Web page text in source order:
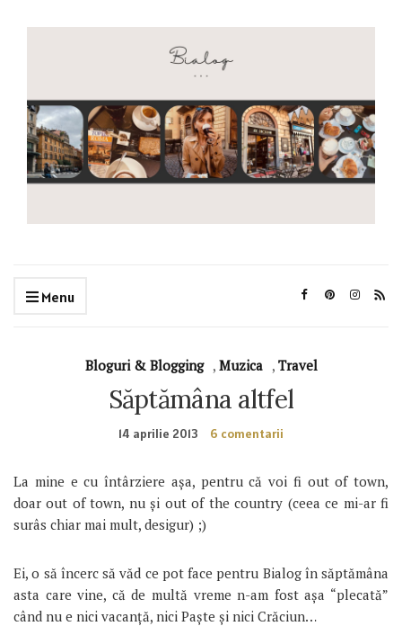
Menu
Bloguri & Blogging , Muzica , Travel
Săptămâna altfel
14 aprilie 2013 6 comentarii
La mine e cu întârziere așa, pentru că voi fi out of town,
doar out of town, nu și out of the country (ceea ce mi-ar fi
surâs chiar mai mult, desigur) ;)
Ei, o să încerc să văd ce pot face pentru Bialog în săptămâna
asta care vine, că de multă vreme n-am fost așa “plecată”
când nu e nici vacanță, nici Paște și nici Crăciun…